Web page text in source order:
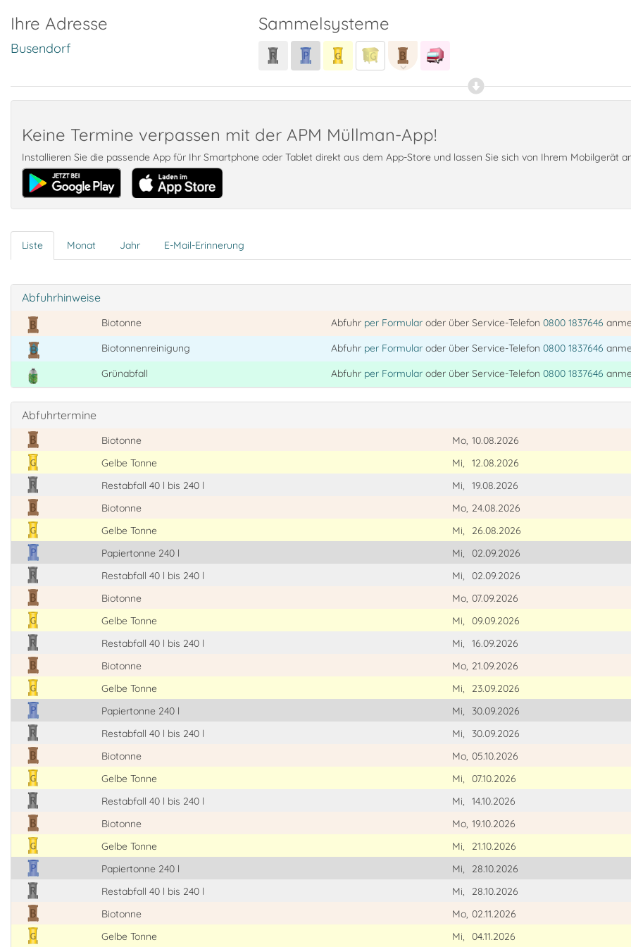
Ihre Adresse
Busendorf
Sammelsysteme
Keine Termine verpassen mit der APM Müllman-App!
Installieren Sie die passende App für Ihr Smartphone oder Tablet direkt aus dem App-Store und lassen Sie sich von Ihrem Mobilgerät
Liste Monat Jahr E-Mail-Erinnerung
Abfuhrhinweise
Biotonne Abfuhr per Formularoder über Service-Telefon 0800 1837646
Biotonnenreinigung
Abfuhr per Formularoder über Service-Telefon 0800 1837646
Grünabfall
Abfuhr per Formularoder über Service-Telefon 0800 1837646
Abfuhrtermine
Biotonne Mo, 10.08.2026
Gelbe Tonne
Mi,
12.08.2026
Restabfall 40 l bis 240 l
Mi,
19.08.2026
Biotonne
Mo, 24.08.2026
Gelbe Tonne
Mi,
26.08.2026
Papiertonne 240 l
Mi,
02.09.2026
Restabfall 40 l bis 240 l
Mi,
02.09.2026
Biotonne
Mo, 07.09.2026
Gelbe Tonne
Mi,
09.09.2026
Restabfall 40 l bis 240 l
Mi,
16.09.2026
Biotonne
Mo, 21.09.2026
Gelbe Tonne
Mi,
23.09.2026
Papiertonne 240 l
Mi,
30.09.2026
Restabfall 40 l bis 240 l
Mi,
30.09.2026
Biotonne
Mo, 05.10.2026
Gelbe Tonne
Mi,
07.10.2026
Restabfall 40 l bis 240 l
Mi,
14.10.2026
Biotonne
Mo, 19.10.2026
Gelbe Tonne
Mi,
21.10.2026
Papiertonne 240 l
Mi,
28.10.2026
Restabfall 40 l bis 240 l
Mi,
28.10.2026
Biotonne
Mo, 02.11.2026
Gelbe Tonne
Mi, 04.11.2026